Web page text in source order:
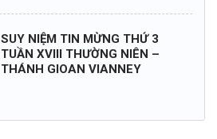
SUY NIỆM TIN MỪNG THỨ 3
TUẦN XVIII THƯỜNG NIÊN –
THÁNH GIOAN VIANNEY